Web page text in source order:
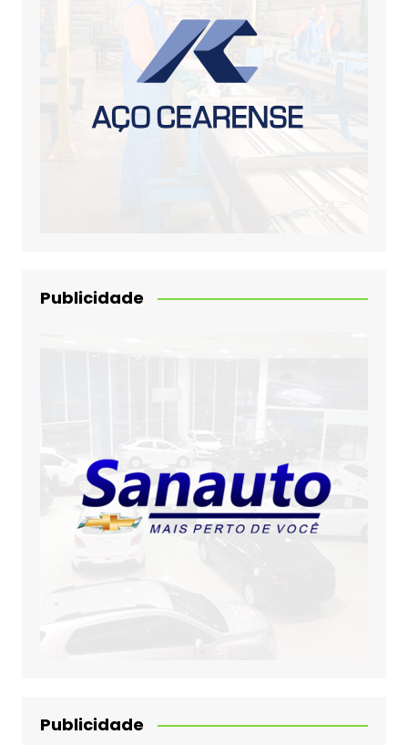
Publicidade
Publicidade